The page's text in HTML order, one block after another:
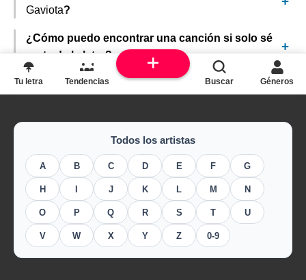
Gaviota?
¿Cómo puedo encontrar una canción si solo sé
parte de la letra?
Todos los artistas
A B C D E F G
H J K L M N
O P Q R S T U
V W X Y Z 0-9
Tu letra Tendencias Buscar Géneros